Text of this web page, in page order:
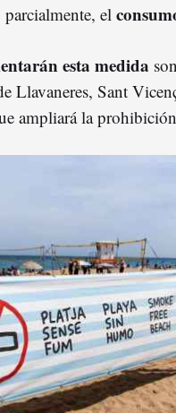
el
esta medida
Llavaneres, Sant
ampliará la